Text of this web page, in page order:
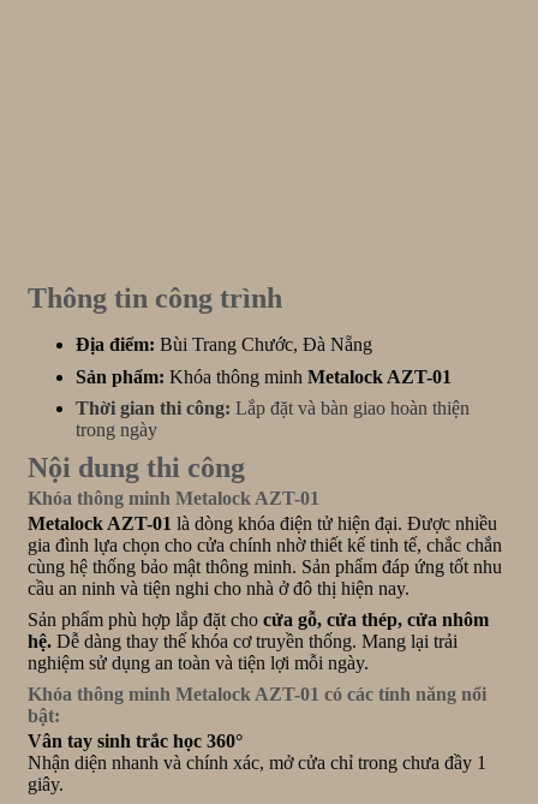
Thông tin công trình
Địa điểm: Bùi Trang Chước, Đà Nẵng
Sản phẩm: Khóa thông minh Metalock AZT-01
Thời gian thi công: Lắp đặt và bàn giao hoàn thiện
trong ngày
Nội dung thi công
Khóa thông minh Metalock AZT-01
Metalock AZT-01 là dòng khóa điện tử hiện đại. Được nhiều
gia đình lựa chọn cho cửa chính nhờ thiết kế tinh tế, chắc chắn
cùng hệ thống bảo mật thông minh. Sản phẩm đáp ứng tốt nhu
cầu an ninh và tiện nghi cho nhà ở đô thị hiện nay.
Sản phẩm phù hợp lắp đặt cho cửa gỗ, cửa thép, cửa nhôm
hệ. Dễ dàng thay thế khóa cơ truyền thống. Mang lại trải
nghiệm sử dụng an toàn và tiện lợi mỗi ngày.
Khóa thông minh Metalock AZT-01 có các tính năng nổi
bật:
Vân tay sinh trắc học 360°
Nhận diện nhanh và chính xác, mở cửa chỉ trong chưa đầy 1
giây.